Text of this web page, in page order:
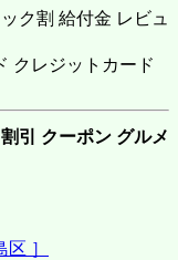
ク割 給付金 レビュ
クレジットカード
引 クーポン グルメ
］